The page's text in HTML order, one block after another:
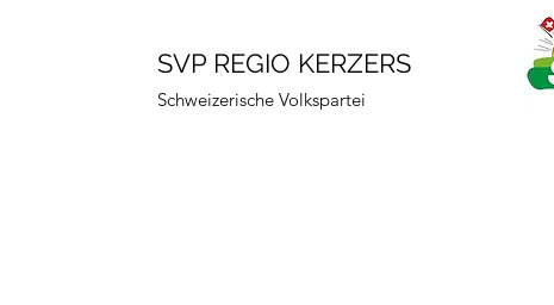
SVP REGIO KERZERS
Schweizerische Volkspartei